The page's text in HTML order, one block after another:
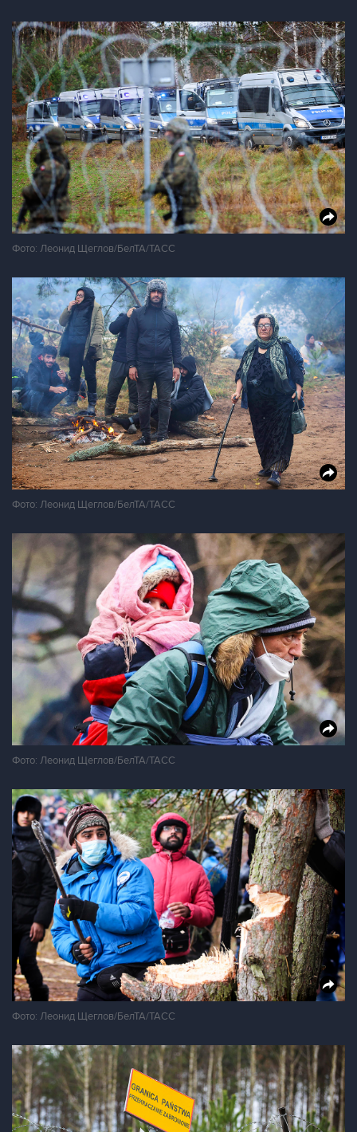
Фото: Леонид Щеглов/БелТА/ТАСС
Фото: Леонид Щеглов/БелТА/ТАСС
Фото: Леонид Щеглов/БелТА/ТАСС
Фото: Леонид Щеглов/БелТА/ТАСС